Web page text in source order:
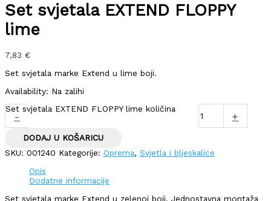
Set svjetala EXTEND FLOPPY
lime
7,83 €
Set svjetala marke Extend u lime boji.
Availability: Na zalihi
-
Set svjetala EXTEND FLOPPY lime količina
+
DODAJ U KOŠARICU
SKU: 001240 Kategorije: Oprema, Svjetla i bljeskalice
Opis
Dodatne informacije
Set svjetala marke Extend u zelenoj boji. Jednostavna montaža